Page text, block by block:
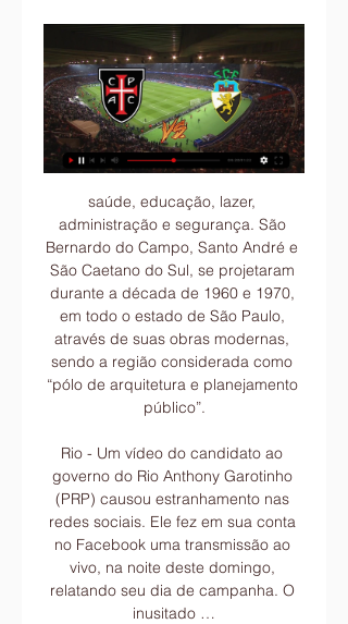
saúde, educação, lazer, administração e segurança. São Bernardo do Campo, Santo André e São Caetano do Sul, se projetaram durante a década de 1960 e 1970, em todo o estado de São Paulo, através de suas obras modernas, sendo a região considerada como “pólo de arquitetura e planejamento público”.

Rio - Um vídeo do candidato ao governo do Rio Anthony Garotinho (PRP) causou estranhamento nas redes sociais. Ele fez em sua conta no Facebook uma transmissão ao vivo, na noite deste domingo, relatando seu dia de campanha. O inusitado …

Premio internacional no Business Excellence Forum. Semana do Índio que descobriu o Brasil Unidade Guarujá. Circus Day Unidade Santos. Summer Party Unidade Santos. Excursão para Catavento Cultural 29/11/2018. 15 anos - Comemoração com os alunos 24/11/2018. THANKSGIVING 2018 24/11/2018.

Numa final emocionante o Benfica conseguiu mais uma dobradinha na sua história ao vencer o Vitória de Guimarães por 2-1. Numa primeira metade sem golos e com muita agressividade de parte a parte, destaque para as lesões de Fejsa e Hurtado que levaram os dois jogadores a serem substituídos. Na segunda parte, o Benfica entrou logo.

26/08/2019 12:06 • Ponte do Jaguaré tem pista interditada por 10 dias para obras A pista sentido centro da Ponte do Jaguaré, na zona oeste de São Paulo, ficará interditada por ao menos 10 dias para obras de restauração de suas estruturas, atingidas por um incêndio em 21 de junho. A

O próximo jogo do sub-20 pela Copa Ouro acontece nesta quarta-feira (08), às 13h, no Estádio Euclides de Almeida, contra o São Vicente. Na Copa Ouro o Cotia está no grupo C, junto com o São Paulo, Taboão da Serra e São Vicente. Já pelo Paulistão, a estreia é no dia 8 de maio, às 15 horas contra o São Bernardo, jogando em casa.

Início Tags Letônia x Eslovênia transmissão ao vivo Tag: Letônia x Eslovênia transmissão ao vivo Letônia x Eslovênia: Onde assistir AO VIVO – Eliminatórias da Euro...

Casa Pia x Farense ao vivo Veja onde assistir Casa - paauk há 5 horas — há 14 horas — Ver resumo Casa Pia e Farense se enfrentam em jogo válido pela 18ª rodada do Campeonato Português 23/24, em confronto direto ...

Vitória de Setúbal e Rio Ave procuram hoje a primeira vitória na edição 2019/20 da I Liga portuguesa de futebol, frente a Moreirense e Desportivo das Aves, respetivamente, no arranque da terceira jornada.

Pousadinha Da Barra Da Tijuca - O apartamento Pousadinha Da Barra oferece acomodação confortável em Rio de Janeiro. Translado do aeroporto, serviço de limpeza e serviço de …

Veja aqui a programação para o jogo do São Paulo x São Caetano – Campeonato Paulista 2018. Você saberá a data em que ocorre, o horário de início da transmissão e em qual canal poderá assistir ao jogo. TRANSMISSÃO DO CAMPEONATO PAULISTA Quando? O jogo São Paulo x São Caetano – Campeonato Paulista 2018 ocorre dia…

assistir Casa Pia AC x Portimonense SC ao vivo agora 02 assistir Casa Pia AC x Portimonense SC ao vivo agora 02/12/2023 Marítimo M. Moreirense FC · Portimonense · Rio Ave FC · Santa Clara · SC Braga · SC .

A abertura da Série C do Campeonato Brasileiro de Futebol entre Cuiabá (MT) e Remo (PA) ganha transmissão da TV Brasil neste sábado (21), às 18h55, direto da Arena Pantanal. A partida tem narração de André Luiz Mendes, reportagem de Maurício Costa no campo e comentários de Rodrigo Campos.

O Vasco da Gama vai a campo enfrentar o Bahia neste sábado, 07 de Setembro, às 11h00, no Estádio São Januário, no Rio de Janeiro, pela décima oitava rodada do Campeonato Brasileiro Série A. O jogo terá transmissão do canal PREMIERE (pay-per-view). Acompanhe aqui o minuto à minuto da partida. (Foto: Rafael Ribeiro/Vasco da Gama) FICHA.

Farense x Casa Pia AC - Record Jogos em Direto 12/08/2023 — Casa Pia AC, Godwin aos 90', SC Farense 0-3 Casa Pia AC. 90'. Golo!!! Farense 0, Casa Pia AC 3. Saviour Godwin (Casa Pia AC) transforma o ...

A Ovarense recebe a Oliveirense em dérbi regional. Partida da 7ª jornada da Liga de Basquetebol na Arena Dolce Vita, às 21h, desta sexta. O encontro tem transmissão assegurada na FPB TV. Para a formação vareira esta é uma semana marcante uma vez que …

O médio do Santa Clara Tó Miguel considerou esta terça-feira que o jogo de sexta-feira com o Benfica, para a primeira edição do Troféu Pauleta, transmitido pela SIC, constituiu uma "boa oportunidade" de regresso ao "onze" da equipa açoriana.

Taça de Portugal - comentários em Tempo Real para Vitoria de Setubal x Sporting em 14 de dezembro de 2016, incluindo stats completos de jogo e eventos principais, atualizados a todo momento.

Sediada na cidade Umuarama, no Paraná, a empresa acredita que grandes objetivos tornam-se possíveis com comprometimento, parcerias sólidas e processos monitorados, geridos por um corpo técnico para garantir a qualidade de seus produtos. A Baterax vem se consolidando como um dos maiores players desses produtos no Brasil.

Em Porto Velho (RO), consegui consertá-los e tudo voltou à normalidade. Parte do que testemunhamos foi relatado diariamente aqui. O restante será na série de reportagens que pulicaremos na Zero Hora, no Canal Rural e Rádio Rural. O que posso adiantar é que o Brasil de …

Futebol: jogos Casa Pia AC ao vivo, tabela, resultados Futebol - Portugal: placar ao vivo Casa Pia, resultados finais, tabelas, resumos de jogo com artilheiros, cartões amarelos e vermelhos, comparação de odds e ...

Barra da Tijuca Rio de Janeiro. Tatuapé São Paulo. Flamengo Rio de Janeiro. Campina do Siqueira Curitiba. Alcântara São Gonçalo. Campo Grande Rio de Janeiro. Aterrado Volta Redonda. Centro Nova Iguaçu. Nossa Igreja. É uma grande honra, para nós, recebê-lo!

GRUPO D: Vasco da Gama, Atlético Paranaense, Cruzeiro, Palmeiras e Vitória Tabela de jogos do Vasco na primeira fase do Brasileirão sub-20: 28/06/2017- Vitória x Vasco da Gama- Barradão, Salvador (BA) 09/07/2017- Vasco da Gama x Atlético Paranaense- São Januário 19/07/2017- Palmeiras x Vasco da Gama- Martins Pereira, São José dos.

A agenda de eventos “Viver em” volta, com a edição de Abril 2010, a partilhar a sua companhia para dar informação e para convidar toda a gente a participar nas muitas acções que neste mês ocorrem por todo o Município de Ílhavo. Neste mês de Abril de 2010, comemoramos o Feriado Municipal

Campeão da Copa do Brasil de 2005, o Paulista vive um drama na Série A3 do Campeonato Paulista.. XV de Piracicaba 1 x 0 Oeste. Paulista 0 x 1 Olímpia Flamengo 1 x 2 Atibaia Rio Branco 1 x 1 Taboão da Serra São Carlos 0 x 0 Portuguesa Santista Independente 0 x 1 …

RIO - Em fase de treinos para a Série C do Campeonato Brasileiro, o Bahia derrotou um combinado da cidade de Santo Antônio de Jesus, por 3 x 0, neste domingo. Apesar da fragilidade do adversário, o treinador do Tricolor, Arthurzinho, gostou do …

O Benfica segue 100 por cento vitorioso no campeonato de hóquei em patins, e neste sábado somou mais um triunfo no reduto do Juventude de Viana (1-3). As águias têm agora 12 pontos, mais três do que a Oliveirense, que venceu no reduto da …

mobilemech.pt: Detalhe do Comerciante - Pneus.com.pt Para funcionalidade completa desta página é necessário ativar o JavaScript. Aqui estão as instruções de como ativar o …

Com a classificação do Sub-20, a base faz história e terá pela primeira vez as cinco categorias na decisão do Paulistão. As datas, horários e local das finais serão confirmados pela Federação Paulista de Futebol, e o adversário sairá do confronto entre Ponte Preta e Água Santa, na manhã de domingo (19) – a Ponte venceu a partida de ida fora de casa por 1 a 0.

Louletano 4-2 Bragança Aljustrelense 0-1 At. Reguengos Sacavenense 3-0 Monte Trigo Barreirense 2-2 (4-5). Sporting 1-1 Olhanense U. Coimbra 1-2 Sacavenense Belenenses 0-2 V. Setúbal. pelas 20h00 e terá transmissão em directo na Sportv1, enquanto o Marítimo joga …

ponte preta x flamengo. corrida ponte 10k - 2016. ponte preta x Água santa - paulistÃo 2016. feijoada no paineiras - 2019. ponte preta x flamengo - copa do brasil 2018. ponte preta x palmeiras - paulistÃo 2017. ponte preta x botafogo - paulistÃo 2019. festa 117 anos. ponte preta x vila nova - brasileirÃo 2019. ponte preta x figueirense.

Mais uma vez jogando em casa, o time cuiabano conta com o apoio da torcida nesta sexta-feira (30.08), às 20h30, na Arena Pantanal. O Cuiabá Esporte Clube enfrenta o Criciúma-SC no início do returno da série B do Campeonato Brasileiro.

O XV de Piracicaba entrou em campo classificação e encerrou a primeira fase em quinto lugar, com 24 pontos, e vai enfrentar o Juventus, na próxima fase. O Nhô Quim vai decidir o confronto fora de casa.. o Atibaia foi mortal quando chegou ao ataque e abriu o placar 17 minutos.

Do Benfica Castelo Branco aos Campeonatos Profissionais! Temos vindo a falar de clubes que têm vindo buscar jogadores ao nosso Campeonato, hoje falamos...

Casa Pia Atlético Clube - Futebol SDUQ, Lda Próximo jogo. Liga Portugal Betclic. 20/jan 18H00 Estádio Municipal de Rio Maior. Casa Pia AC. vs. SC Farense Ver resumo. Vitória SC, 23/set 18H00. Allianz ...

Assistir São Bernardo x Ponte Preta Ao Vivo na Internet: Através do MyCujoo você poderá assistir o jogo de hoje ao vivo pela internet. Portanto, acesse o site pelo …

ABC Paulista São Caetano do Sul 23 anos R$ 130. Ninfetinha estilo cavalona, pronta para te satisfazer. Não tenho local. ABC Paulista São Caetano do Sul 19 anos. Sou um acompanhante que faz completinho, com local e adoro fazer um oral bem babadinho.. ABC Paulista São Bernardo …

Ao vivo, como assistir, próximos jogos, resultados, escalação, gols, mercado da bola, tabelas, estatísticas e últimas notícias do Palmeiras.. O Premiere passou por um problema técnico na transmissão do sinal da partida entre Avaí e Palmeiras, disputada... 27/10/2019 18h52.

Belenenses transfigurado após o reatamento, com 65% de posse de bola nos primeiros 15 minutos do segundo tempo e uma pressão intensa à procura do empate. Porém sem grande objectividade, pois registou nesta fase três remate, mas todos desenq